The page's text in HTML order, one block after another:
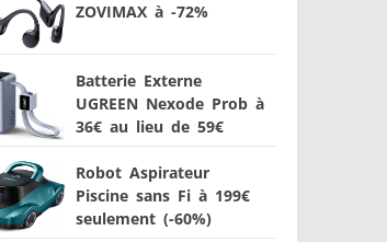
ZOVIMAX à -72%
Batterie Externe
UGREEN Nexode Prob à
36€ au lieu de 59€
Robot Aspirateur
Piscine sans Fi à 199€
seulement (-60%)